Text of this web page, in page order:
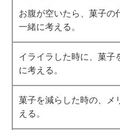
お腹が空いたら、菓子の
一緒に考える。
イライラした時に、菓子
に考える。
菓子を減らした時の、メ
える。